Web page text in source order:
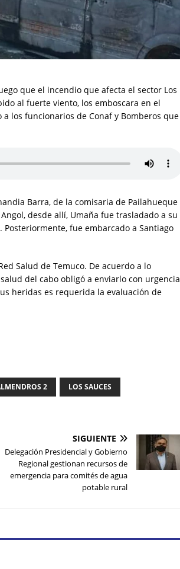
que el incendio que afecta el sector Los
al fuerte viento, los emboscara en el
los funcionarios de Conaf y Bomberos que
Barra, de la comisaria de Pailahueque
desde allí, Umaña fue trasladado a su
fue embarcado a Santiago
Salud de Temuco. De acuerdo a lo
del cabo obligó a enviarlo con urgencia
heridas es requerida la evaluación de
2 LOS SAUCES
SIGUIENTE
Delegación Presidencial y Gobierno
Regional gestionan recursos de
emergencia para comités de agua
potable rural